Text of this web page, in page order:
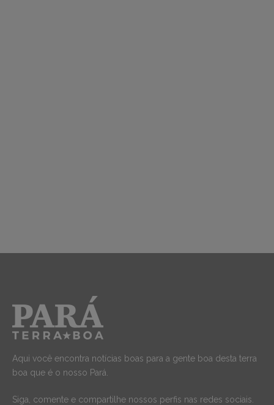
Aqui você encontra notícias boas para a gente boa desta terra
boa que é o nosso Pará.
Siga, comente e compartilhe nossos perfis nas redes sociais.